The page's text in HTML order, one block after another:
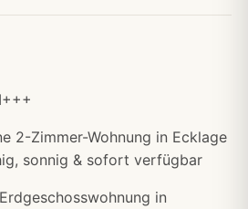
2-Zimmer-Wohnung in Ecklage
sonnig & sofort verfügbar
in